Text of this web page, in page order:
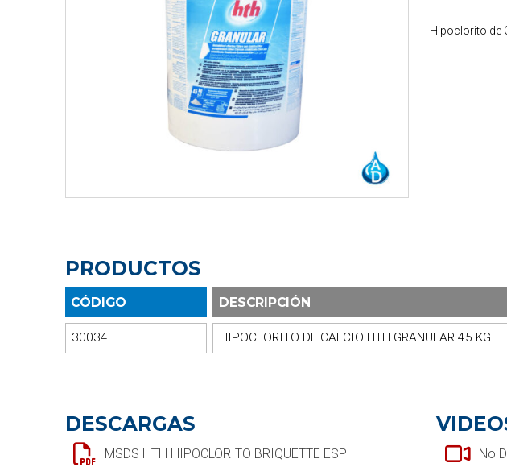
Hipoclorito de
PRODUCTOS
CÓDIGO DESCRIPCIÓN
30034 HIPOCLORITO DE CALCIO HTH GRANULAR 45 KG
DESCARGAS
MSDS HTH HIPOCLORITO BRIQUETTE ESP
No